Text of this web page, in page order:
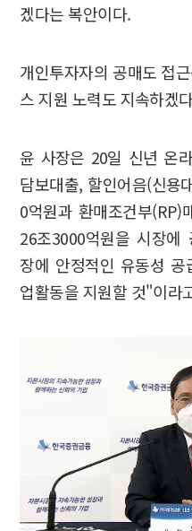
겠다는 복안이다.
개인투자자의 공매도 접
스 지원 노력도 지속하겠
윤 사장은 20일 신년 온
담보대출, 할인어음(신용
0억원과 환매조건부
26조3000억원을 시장
장에 안정적인 유동성 공
업활동을 지원할 것"이라